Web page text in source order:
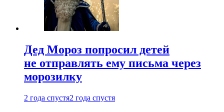
Дед Мороз попросил детей
не отправлять ему письма через
морозилку
2 года спустя2 года спустя